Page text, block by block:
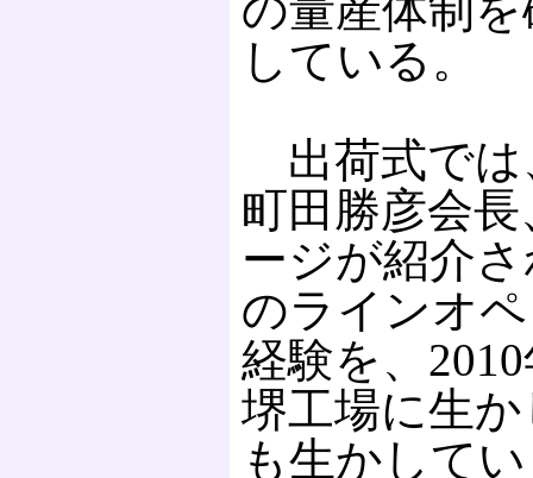
している。
出荷式では
町田勝彦会
ージが紹介
のラインオ
経験を、
堺工場に生
も生かして